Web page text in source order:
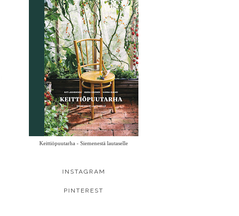
Keittiöpuutarha - Siemenestä lautaselle
INSTAGRAM
PINTEREST